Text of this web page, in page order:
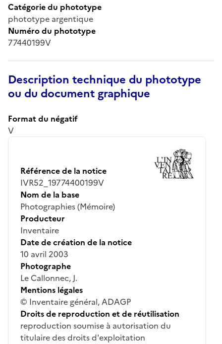
Catégorie du phototype
phototype argentique
Numéro du phototype
77440199V
Description technique du phototype
ou du document graphique
Format du négatif
V
Référence de la notice
IVR52_19774400199V
Nom de la base
Photographies (Mémoire)
Producteur
Inventaire
Date de création de la notice
10 avril 2003
Photographe
Le Callonnec, J.
Mentions légales
© Inventaire général, ADAGP
Droits de reproduction et de réutilisation
reproduction soumise à autorisation du
titulaire des droits d'exploitation